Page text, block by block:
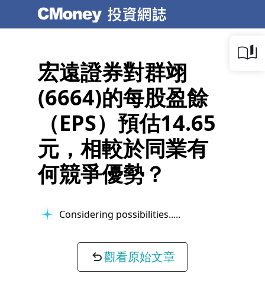
宏遠證券對群翊
(6664)的每股盈餘
（EPS）預估14.65
元，相較於同業有
何競爭優勢？
Considering possibilities...
觀看原始文章